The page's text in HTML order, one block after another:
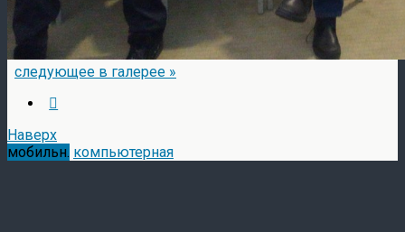
следующее в галерее »
Наверх
мобильн. компьютерная